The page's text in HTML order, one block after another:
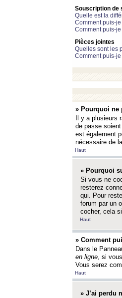
Souscription de
Quelle est la
Comment puis-
Comment puis-
Pièces jointes
Quelles sont les
Comment puis-
» Pourquoi ne
Il y a
de passe
est également
nécessaire de
Haut
» Pourquoi
Si vous ne
resterez
qui. Pour
forum par un
cocher, cela
Haut
» Comment
Dans le
en ligne, si
Vous serez
Haut
» J’ai perdu